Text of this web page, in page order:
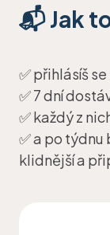
📬 Jak
✅ přihlásíš
✅ 7 dní
✅ každý z
✅ a po
klidnější a